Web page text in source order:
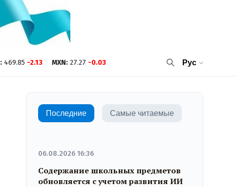
: 469.85 -2.13 MXN: 27.27 -0.03 Рус
Последние Самые читаемые
06.08.2026 16:36
Содержание школьных предметов
обновляется с учетом развития ИИ